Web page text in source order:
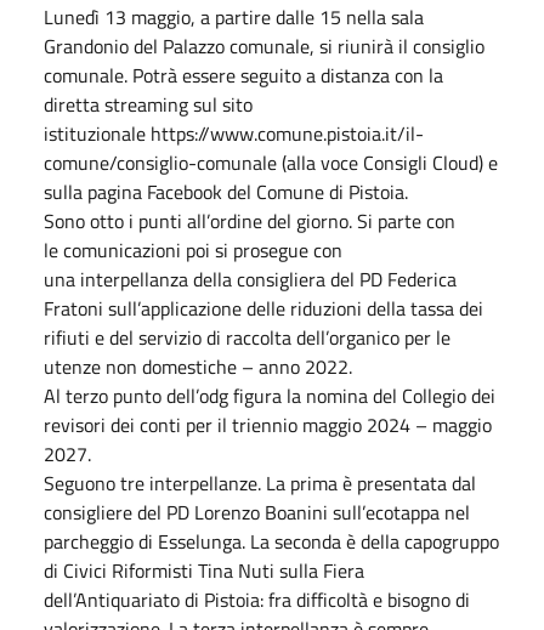
Lunedì 13 maggio, a partire dalle 15 nella sala
Grandonio del Palazzo comunale, si riunirà il consiglio
comunale. Potrà essere seguito a distanza con la
diretta streaming sul sito
istituzionale https://www.comune.pistoia.it/il-
comune/consiglio-comunale (alla voce Consigli Cloud) e
sulla pagina Facebook del Comune di Pistoia.
Sono otto i punti all’ordine del giorno. Si parte con
le comunicazioni poi si prosegue con
una interpellanza della consigliera del PD Federica
Fratoni sull’applicazione delle riduzioni della tassa dei
rifiuti e del servizio di raccolta dell’organico per le
utenze non domestiche – anno 2022.
Al terzo punto dell’odg figura la nomina del Collegio dei
revisori dei conti per il triennio maggio 2024 – maggio
2027.
Seguono tre interpellanze. La prima è presentata dal
consigliere del PD Lorenzo Boanini sull’ecotappa nel
parcheggio di Esselunga. La seconda è della capogruppo
di Civici Riformisti Tina Nuti sulla Fiera
dell’Antiquariato di Pistoia: fra difficoltà e bisogno di